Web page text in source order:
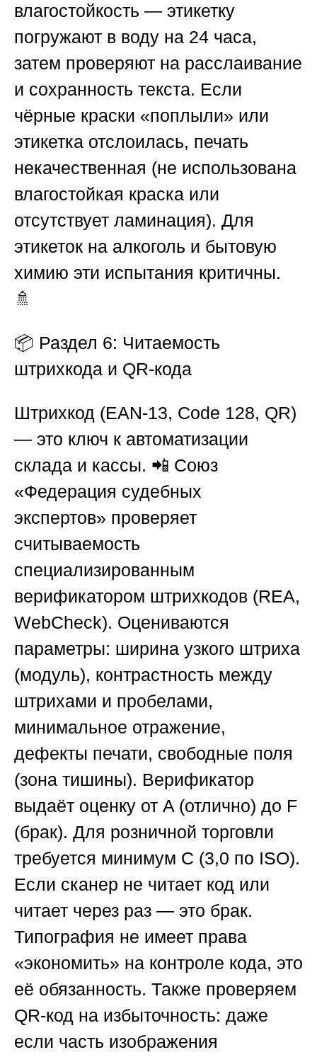
влагостойкость — этикетку
погружают в воду на 24 часа,
затем проверяют на расслаивание
и сохранность текста. Если
чёрные краски «поплыли» или
этикетка отслоилась, печать
некачественная (не использована
влагостойкая краска или
отсутствует ламинация). Для
этикеток на алкоголь и бытовую
химию эти испытания критичны.
🚿
📦 Раздел 6: Читаемость
штрихкода и QR-кода
Штрихкод (EAN-13, Code 128, QR)
— это ключ к автоматизации
склада и кассы. 📲 Союз
«Федерация судебных
экспертов» проверяет
считываемость
специализированным
верификатором штрихкодов (REA,
WebCheck). Оцениваются
параметры: ширина узкого штриха
(модуль), контрастность между
штрихами и пробелами,
минимальное отражение,
дефекты печати, свободные поля
(зона тишины). Верификатор
выдаёт оценку от A (отлично) до F
(брак). Для розничной торговли
требуется минимум C (3,0 по ISO).
Если сканер не читает код или
читает через раз — это брак.
Типография не имеет права
«экономить» на контроле кода, это
её обязанность. Также проверяем
QR-код на избыточность: даже
если часть изображения